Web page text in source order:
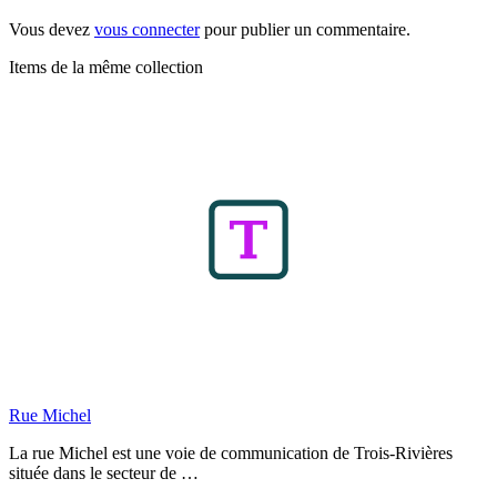
Vous devez vous connecterpour publier un commentaire.
Items de la même collection
Rue Michel
La rue Michel est une voie de communication de Trois-Rivières
située dans le secteur de …